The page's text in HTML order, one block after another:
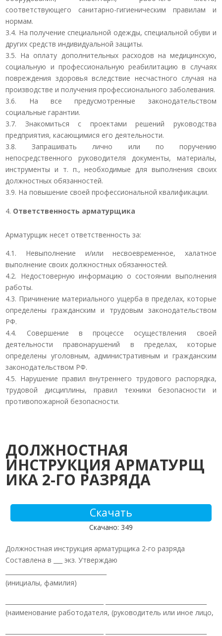
соответствующего санитарно-гигиеническим правилам и
нормам.
3.4. На получение специальной одежды, специальной обуви и
других средств индивидуальной защиты.
3.5. На оплату дополнительных расходов на медицинскую,
социальную и профессиональную реабилитацию в случаях
повреждения здоровья вследствие несчастного случая на
производстве и получения профессионального заболевания.
3.6. На все предусмотренные законодательством
социальные гарантии.
3.7. Знакомиться с проектами решений руководства
предприятия, касающимися его деятельности.
3.8. Запрашивать лично или по поручению
непосредственного руководителя документы, материалы,
инструменты и т. п., необходимые для выполнения своих
должностных обязанностей.
3.9. На повышение своей профессиональной квалификации.
Ответственность арматурщика
Арматурщик несет ответственность за:
4.1. Невыполнение и/или несвоевременное, халатное
выполнение своих должностных обязанностей.
4.2. Недостоверную информацию о состоянии выполнения
работы.
4.3. Причинение материального ущерба в пределах, которые
определены гражданским и трудовым законодательством
РФ.
4.4. Совершение в процессе осуществления своей
деятельности правонарушений в пределах, которые
определены уголовным, административным и гражданским
законодательством РФ.
4.5. Нарушение правил внутреннего трудового распорядка,
трудовой дисциплины, правил техники безопасности и
противопожарной безопасности.
ДОЛЖНОСТНАЯ
ИНСТРУКЦИЯ АРМАТУРЩ
ИКА 2-ГО РАЗРЯДА
Скачать
Скачано: 349
Должностная инструкция арматурщика 2-го разряда
Составлена в ___ экз. Утверждаю
(инициалы, фамилия)
(наименование работодателя, (руководитель или иное лицо,